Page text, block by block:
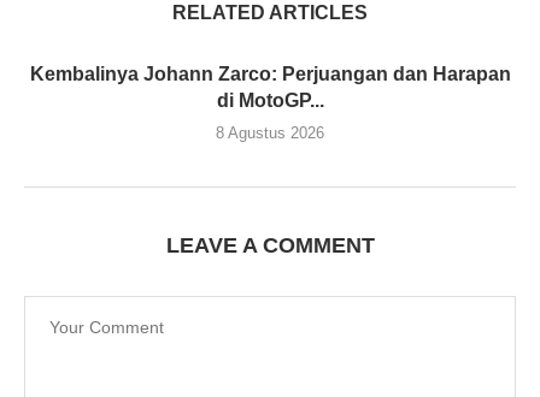
RELATED ARTICLES
Kembalinya Johann Zarco: Perjuangan dan Harapan
di MotoGP...
8 Agustus 2026
LEAVE A COMMENT